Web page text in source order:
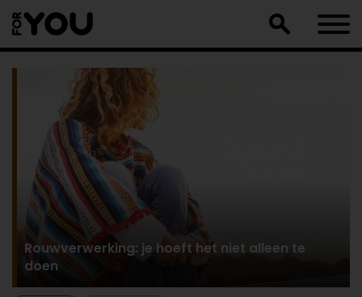
naar
artikel
Rouwverwerking: je hoeft het niet alleen te
doen